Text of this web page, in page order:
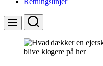
Retningslinjer
Menu Search